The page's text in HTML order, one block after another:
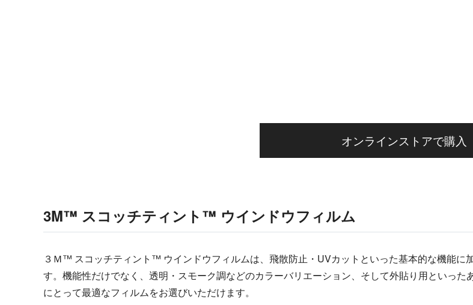
オンラインストアで購入
3M™ スコッチティント™ ウインドウフィルム
３Ｍ™ スコッチティント™ ウインドウフィルムは、飛散防止・UVカットといった基本的な機能に
す。機能性だけでなく、透明・スモーク調などのカラーバリエーション、そして外貼り用といっ
にとって最適なフィルムをお選びいただけます。